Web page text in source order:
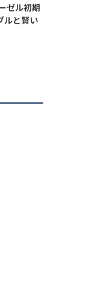
ゼル初期
ルと賢い